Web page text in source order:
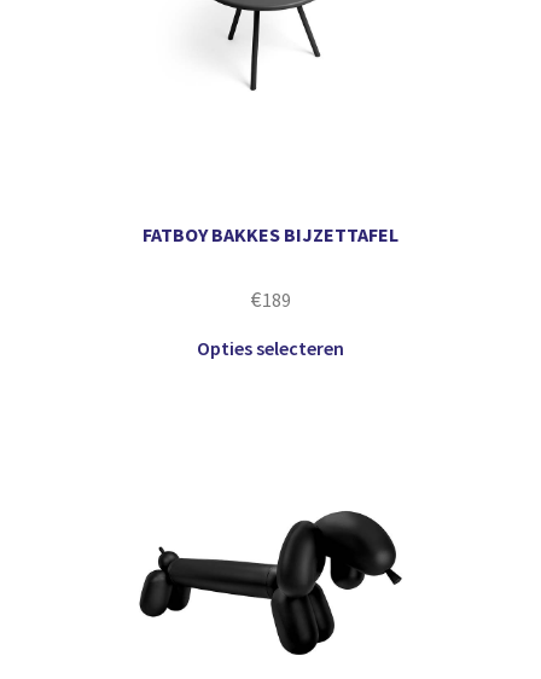
FATBOY BAKKES BIJZETTAFEL
€189
Opties selecteren